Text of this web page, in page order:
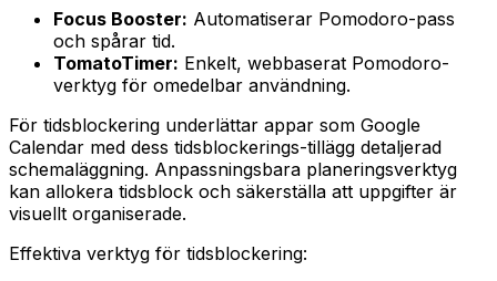
Focus Booster: Automatiserar Pomodoro-pass
och spårar tid.
TomatoTimer: Enkelt, webbaserat Pomodoro-
verktyg för omedelbar användning.
För tidsblockering underlättar appar som Google
Calendar med dess tidsblockerings-tillägg detaljerad
schemaläggning. Anpassningsbara planeringsverktyg
kan allokera tidsblock och säkerställa att uppgifter är
visuellt organiserade.
Effektiva verktyg för tidsblockering: